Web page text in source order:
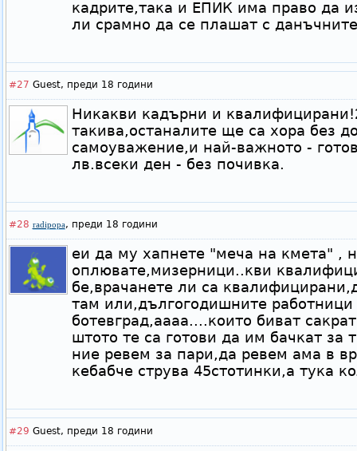
кадрите,така и ЕПИК има право да
ли срамно да се плашат с
#27 Guest, преди 18 години
Никакви кадърни и
такива,останалите ще са хора без
самоуважение,и най-важното -
лв.всеки ден - без почивка.
#28 radipopa, преди 18 години
еи да му хапнете "меча на кмета" ,
оплювате,мизерници..кви
бе,врачанете ли са
там или,дългогодишните работници
ботевград,аааа....които биват
штото те са готови да им бачкат за
ние ревем за пари,да ревем ама в
кебабче струва 45стотинки,а тука
#29 Guest, преди 18 години